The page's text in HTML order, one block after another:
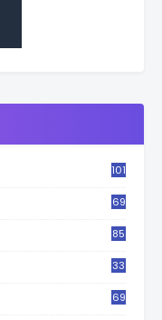
101
69
85
33
69